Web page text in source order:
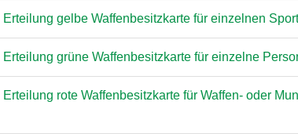
gelbe Waffenbesitzkarte für einzelnen
grüne Waffenbesitzkarte für einzelne
rote Waffenbesitzkarte für Waffen- oder